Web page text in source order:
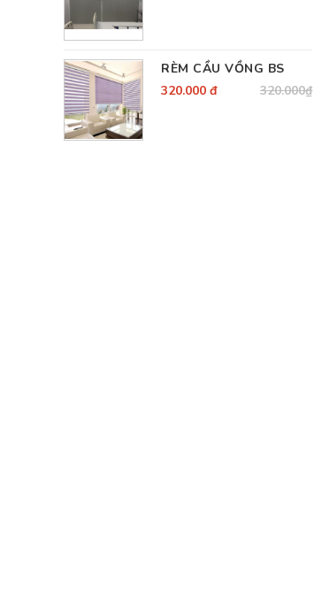
RÈM CẦU VỒNG BS
320.000 đ
320.000₫